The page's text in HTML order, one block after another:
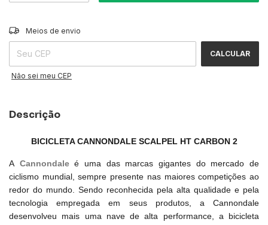
Entregas para o CEP:
Meios de envio
CALCULAR
Não sei meu CEP
Descrição
BICICLETA CANNONDALE SCALPEL HT CARBON 2
A Cannondaleé uma das marcas gigantes do mercado de
ciclismo mundial, sempre presente nas maiores competições ao
redor do mundo. Sendo reconhecida pela alta qualidade e pela
tecnologia empregada em seus produtos, a Cannondale
desenvolveu mais uma nave de alta performance, a bicicleta